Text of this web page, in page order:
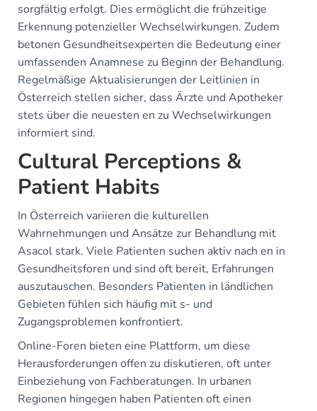
sorgfältig erfolgt. Dies ermöglicht die frühzeitige
Erkennung potenzieller Wechselwirkungen. Zudem
betonen Gesundheitsexperten die Bedeutung einer
umfassenden Anamnese zu Beginn der Behandlung.
Regelmäßige Aktualisierungen der Leitlinien in
Österreich stellen sicher, dass Ärzte und Apotheker
stets über die neuesten en zu Wechselwirkungen
informiert sind.
Cultural Perceptions &
Patient Habits
In Österreich variieren die kulturellen
Wahrnehmungen und Ansätze zur Behandlung mit
Asacol stark. Viele Patienten suchen aktiv nach en in
Gesundheitsforen und sind oft bereit, Erfahrungen
auszutauschen. Besonders Patienten in ländlichen
Gebieten fühlen sich häufig mit s- und
Zugangsproblemen konfrontiert.
Online-Foren bieten eine Plattform, um diese
Herausforderungen offen zu diskutieren, oft unter
Einbeziehung von Fachberatungen. In urbanen
Regionen hingegen haben Patienten oft einen